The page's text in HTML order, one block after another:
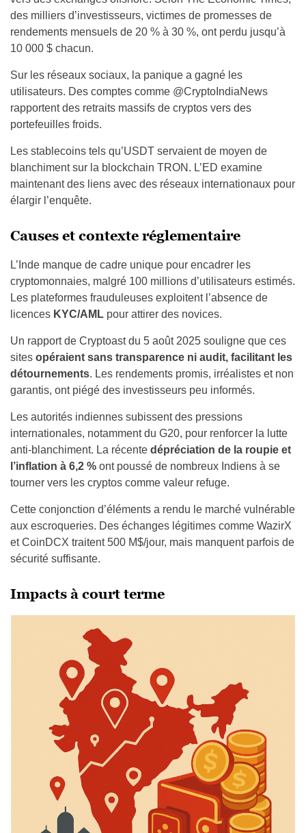
des milliers d’investisseurs, victimes de promesses de
rendements mensuels de 20 % à 30 %, ont perdu jusqu’à
10 000 $ chacun.
Sur les réseaux sociaux, la panique a gagné les
utilisateurs. Des comptes comme @CryptoIndiaNews
rapportent des retraits massifs de cryptos vers des
portefeuilles froids.
Les stablecoins tels qu’USDT servaient de moyen de
blanchiment sur la blockchain TRON. L’ED examine
maintenant des liens avec des réseaux internationaux pour
élargir l’enquête.
Causes et contexte réglementaire
L’Inde manque de cadre unique pour encadrer les
cryptomonnaies, malgré 100 millions d’utilisateurs estimés.
Les plateformes frauduleuses exploitent l’absence de
licences KYC/AML pour attirer des novices.
Un rapport de Cryptoast du 5 août 2025 souligne que ces
sites opéraient sans transparence ni audit, facilitant les
détournements. Les rendements promis, irréalistes et non
garantis, ont piégé des investisseurs peu informés.
Les autorités indiennes subissent des pressions
internationales, notamment du G20, pour renforcer la lutte
anti-blanchiment. La récente dépréciation de la roupie et
l’inflation à 6,2 % ont poussé de nombreux Indiens à se
tourner vers les cryptos comme valeur refuge.
Cette conjonction d’éléments a rendu le marché vulnérable
aux escroqueries. Des échanges légitimes comme WazirX
et CoinDCX traitent 500 M$/jour, mais manquent parfois de
sécurité suffisante.
Impacts à court terme